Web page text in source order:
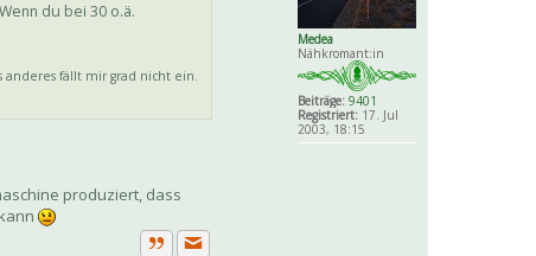
Medea
Nähkromant:in
Beiträge: 9401
Registriert: 17. Jul
2003, 18:15
du bei 30 o.ä.
anderes fällt mir grad nicht ein.
produziert, dass